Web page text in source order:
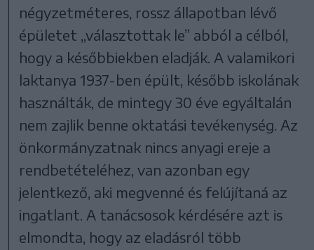
négyzetméteres, rossz állapotban lévő
épületet „választottak le” abból a célból,
hogy a későbbiekben eladják. A valamikori
laktanya 1937-ben épült, később iskolának
használták, de mintegy 30 éve egyáltalán
nem zajlik benne oktatási tevékenység. Az
önkormányzatnak nincs anyagi ereje a
rendbetételéhez, van azonban egy
jelentkező, aki megvenné és felújítaná az
ingatlant. A tanácsosok kérdésére azt is
elmondta, hogy az eladásról több